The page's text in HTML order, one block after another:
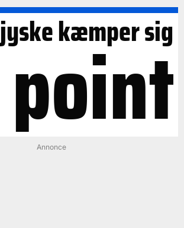
kæmper sig
Annonce